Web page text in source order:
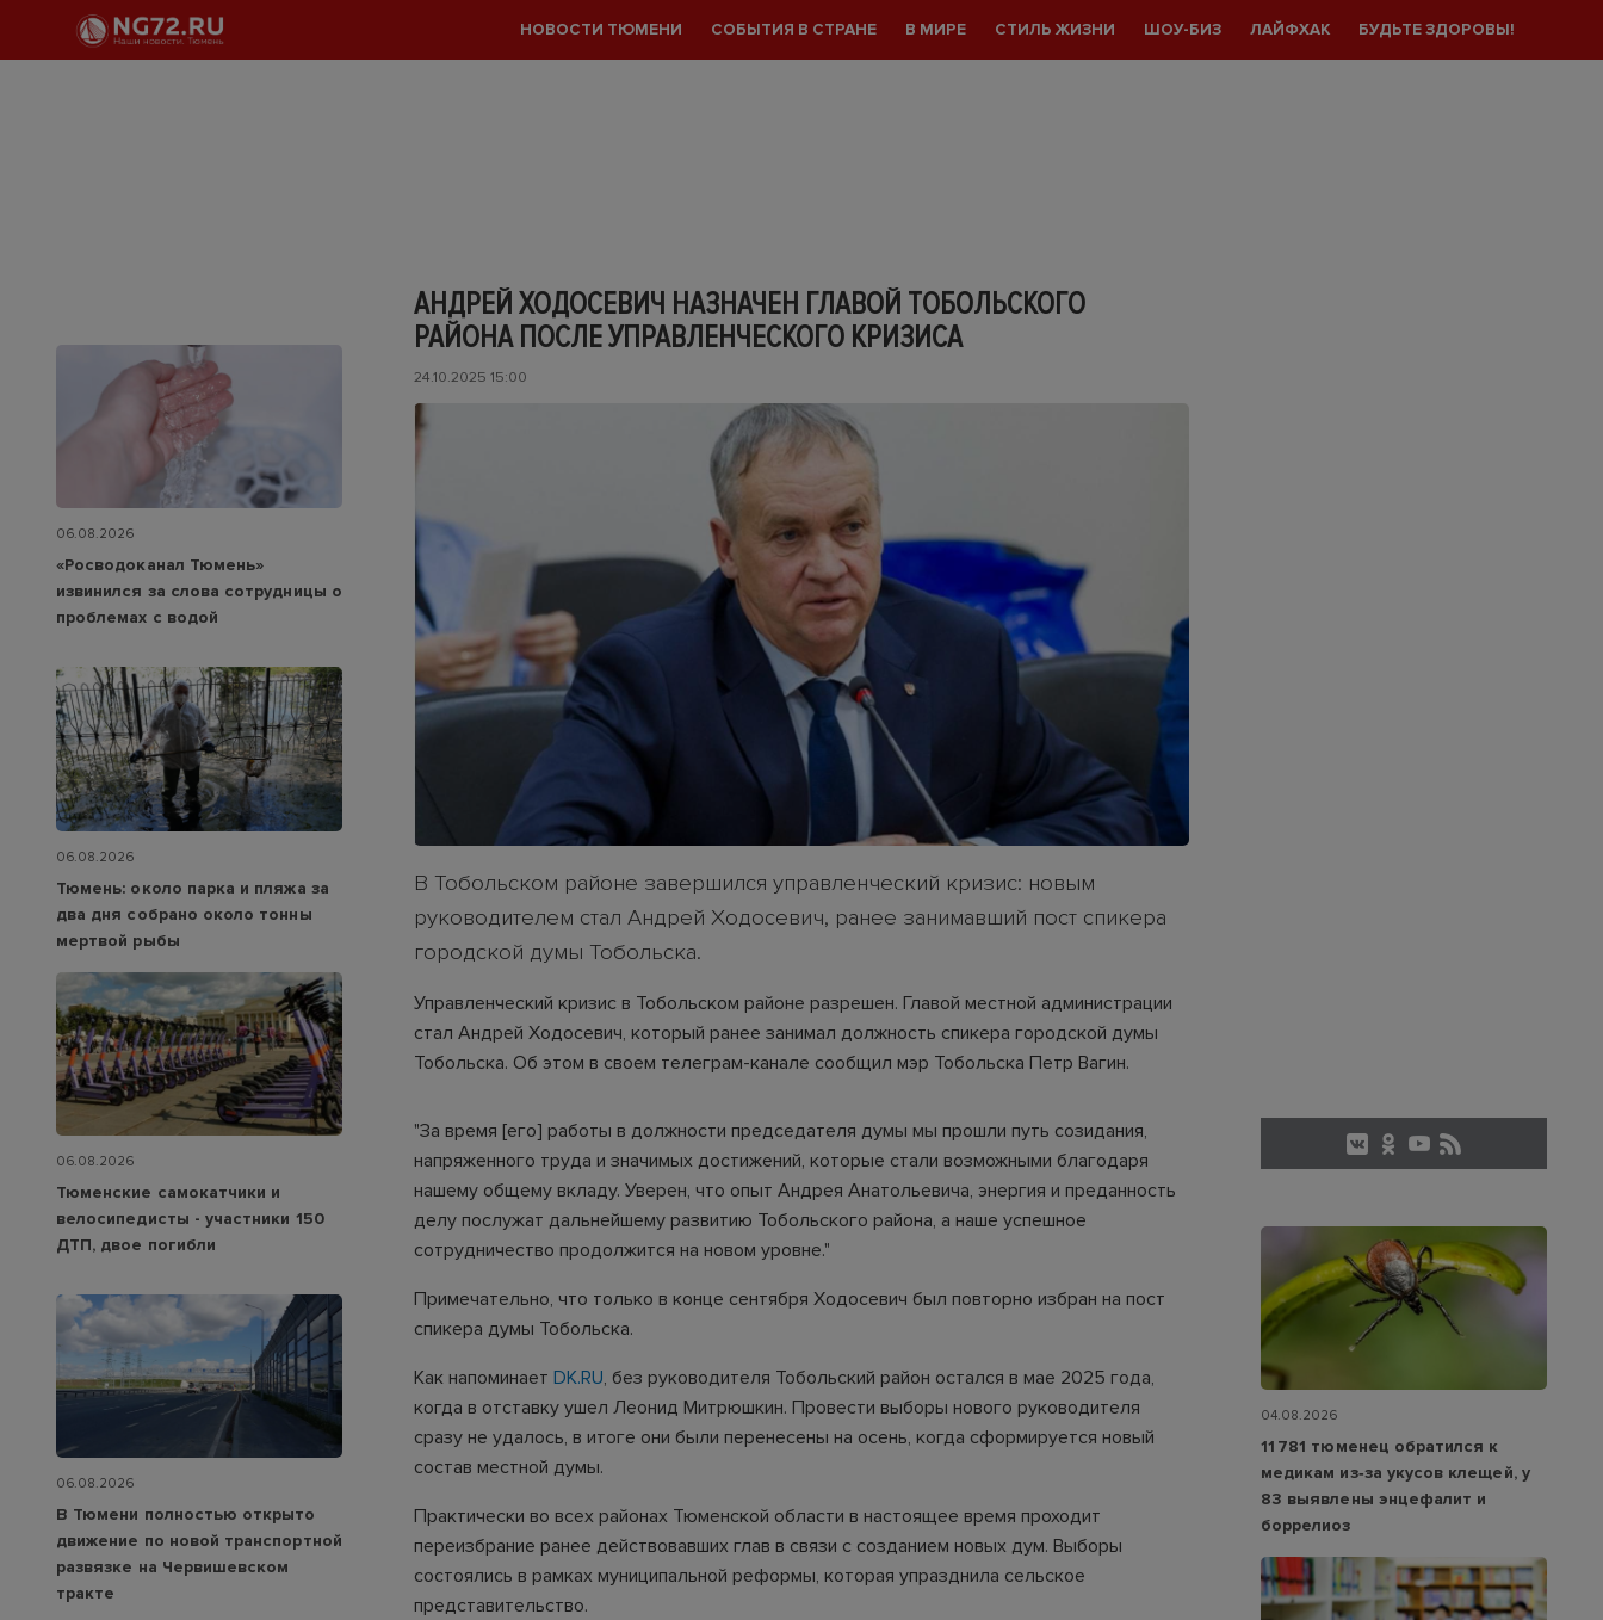
НОВОСТИ ТЮМЕНИ СОБЫТИЯ В СТРАНЕ В МИРЕ СТИЛЬ ЖИЗНИ ШОУ-БИЗ ЛАЙФХАК БУДЬТЕ ЗДОРОВЫ!
АНДРЕЙ ХОДОСЕВИЧ НАЗНАЧЕН ГЛАВОЙ ТОБОЛЬСКОГО
РАЙОНА ПОСЛЕ УПРАВЛЕНЧЕСКОГО КРИЗИСА
24.10.2025 15:00
В Тобольском районе завершился управленческий кризис: новым
руководителем стал Андрей Ходосевич, ранее занимавший пост спикера
городской думы Тобольска.
Управленческий кризис в Тобольском районе разрешен. Главой местной администрации
стал Андрей Ходосевич, который ранее занимал должность спикера городской думы
Тобольска. Об этом в своем телеграм-канале сообщил мэр Тобольска Петр Вагин.
"За время [его] работы в должности председателя думы мы прошли путь созидания,
напряженного труда и значимых достижений, которые стали возможными благодаря
нашему общему вкладу. Уверен, что опыт Андрея Анатольевича, энергия и преданность
делу послужат дальнейшему развитию Тобольского района, а наше успешное
сотрудничество продолжится на новом уровне."
Примечательно, что только в конце сентября Ходосевич был повторно избран на пост
спикера думы Тобольска.
Как напоминает DK.RU, без руководителя Тобольский район остался в мае 2025 года,
когда в отставку ушел Леонид Митрюшкин. Провести выборы нового руководителя
сразу не удалось, в итоге они были перенесены на осень, когда сформируется новый
состав местной думы.
Практически во всех районах Тюменской области в настоящее время проходит
переизбрание ранее действовавших глав в связи с созданием новых дум. Выборы
состоялись в рамках муниципальной реформы, которая упразднила сельское
представительство.
06.08.2026
«Росводоканал Тюмень»
извинился за слова сотрудницы о
проблемах с водой
06.08.2026
Тюмень: около парка и пляжа за
два дня собрано около тонны
мертвой рыбы
06.08.2026
Тюменские самокатчики и
велосипедисты - участники 150
ДТП, двое погибли
06.08.2026
В Тюмени полностью открыто
движение по новой транспортной
развязке на Червишевском
тракте
04.08.2026
11 781 тюменец обратился к
медикам из‑за укусов клещей, у
83 выявлены энцефалит и
боррелиоз